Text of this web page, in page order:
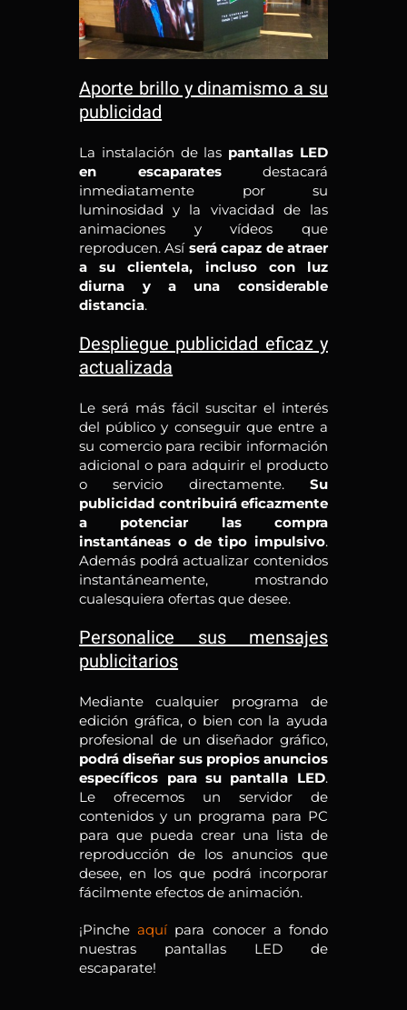
Aporte brillo y dinamismo a su
publicidad
La instalación de las pantallas LED
en escaparatesdestacará
inmediatamente por su
luminosidad y la vivacidad de las
animaciones y vídeos que
reproducen. Así será capaz de atraer
a su clientela, incluso con luz
diurna y a una considerable
distancia.
Despliegue publicidad eficaz y
actualizada
Le será más fácil suscitar el interés
del público y conseguir que entre a
su comercio para recibir información
adicional o para adquirir el producto
o servicio directamente. Su
publicidad contribuirá eficazmente
a potenciar las compra
instantáneas o de tipo impulsivo.
Además podrá actualizar contenidos
instantáneamente, mostrando
cualesquiera ofertas que desee.
Personalice sus mensajes
publicitarios
Mediante cualquier programa de
edición gráfica, o bien con la ayuda
profesional de un diseñador gráfico,
podrá diseñar sus propios anuncios
específicos para su pantalla LED.
Le ofrecemos un servidor de
contenidos y un programa para PC
para que pueda crear una lista de
reproducción de los anuncios que
desee, en los que podrá incorporar
fácilmente efectos de animación.
¡Pincheaquípara conocer a fondo
nuestras pantallas LED de
escaparate!